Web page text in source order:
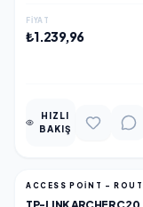
LAN, MENZIL
FIYAT
₺1.239,96
HIZLI
BAKIŞ
ACCESS POINT -